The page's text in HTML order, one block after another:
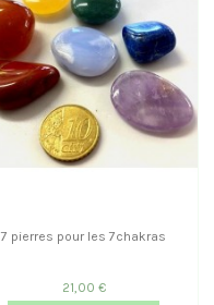
7 pierres pour les 7chakras
21,00 €